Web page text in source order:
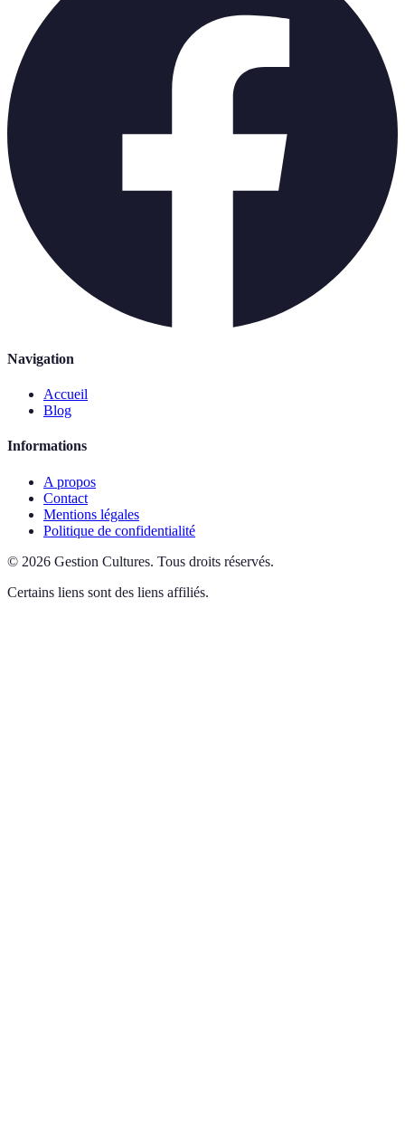
Navigation
Accueil
Blog
Informations
A propos
Contact
Mentions légales
Politique de confidentialité
© 2026 Gestion Cultures. Tous droits réservés.
Certains liens sont des liens affiliés.